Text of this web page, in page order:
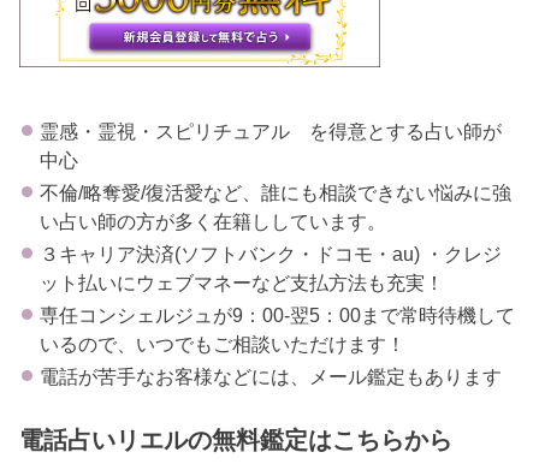
霊感・霊視・スピリチュアル を得意とする占い師が
中心
不倫/略奪愛/復活愛など、誰にも相談できない悩みに強
い占い師の方が多く在籍ししています。
３キャリア決済(ソフトバンク・ドコモ・au) ・クレジ
ット払いにウェブマネーなど支払方法も充実！
専任コンシェルジュが9：00-翌5：00まで常時待機して
いるので、いつでもご相談いただけます！
電話が苦手なお客様などには、メール鑑定もあります
電話占いリエルの無料鑑定はこちらから